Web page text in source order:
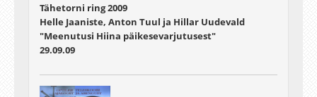
Tähetorni ring 2009
Helle Jaaniste, Anton Tuul ja Hillar Uudevald
"Meenutusi Hiina päikesevarjutusest"
29.09.09